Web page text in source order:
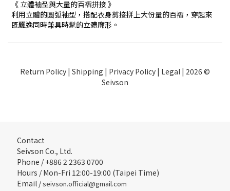
《 立體袖型與大量的百褶拼接 》
利用立體的圓弧袖型，搭配衣身剪接拼上大份量的百褶，穿起來
既飄逸同時兼具時髦的立體廓形。
Return Policy | Shipping | Privacy Policy | Legal | 2026 ©
Seivson
Contact
Seivson Co., Ltd.
Phone / +886 2 2363 0700
Hours / Mon-Fri 12:00-19:00 (Taipei Time)
Email /seivson.official@gmail.com